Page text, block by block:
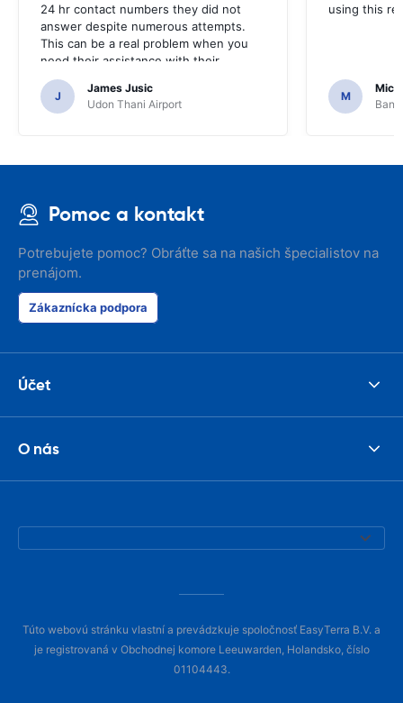
24 hr contact numbers they did not
answer despite numerous attempts.
This can be a real problem when you
need their assistance with their
services or car.
J
James Jusic
Udon Thani Airport
using this
M
Pomoc a kontakt
Potrebujete pomoc? Obráťte sa na našich špecialistov na
prenájom.
Zákaznícka podpora
Účet
O nás
Túto webovú stránku vlastní a prevádzkuje spoločnosť EasyTerra B.V. a
je registrovaná v Obchodnej komore Leeuwarden, Holandsko, číslo
01104443.